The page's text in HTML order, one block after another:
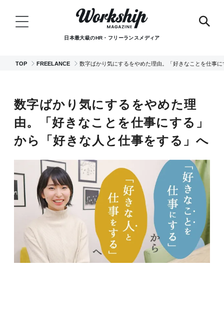
日本最大級のHR・フリーランスメディア
TOP FREELANCE 数字ばかり気にするをやめた理由。「好きなことを仕事
数字ばかり気にするをやめた理
由。「好きなことを仕事にする」
から「好きな人と仕事をする」へ